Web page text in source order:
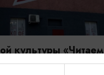
культуры «Читаем